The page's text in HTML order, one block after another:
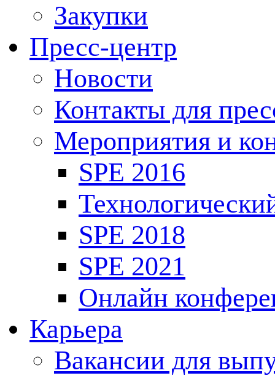
Закупки
Пресс-центр
Новости
Контакты для
Мероприятия и
SPE 2016
SPE 2018
SPE 2021
Онлайн
Карьера
Вакансии для